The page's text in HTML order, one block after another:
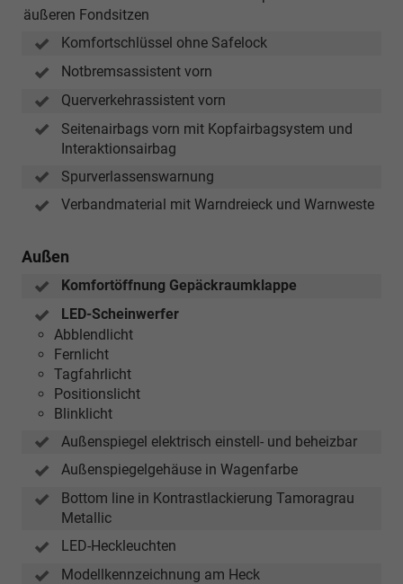
äußeren Fondsitzen
Komfortschlüssel ohne Safelock
Notbremsassistent vorn
Querverkehrassistent vorn
Seitenairbags vorn mit Kopfairbagsystem und
Interaktionsairbag
Spurverlassenswarnung
Verbandmaterial mit Warndreieck und Warnweste
Außen
Komfortöffnung Gepäckraumklappe
LED-Scheinwerfer
Abblendlicht
Fernlicht
Tagfahrlicht
Positionslicht
Blinklicht
Außenspiegel elektrisch einstell- und beheizbar
Außenspiegelgehäuse in Wagenfarbe
Bottom line in Kontrastlackierung Tamoragrau
Metallic
LED-Heckleuchten
Modellkennzeichnung am Heck